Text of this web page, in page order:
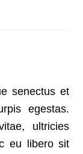
senectus et
egestas.
ultricies
eu libero sit